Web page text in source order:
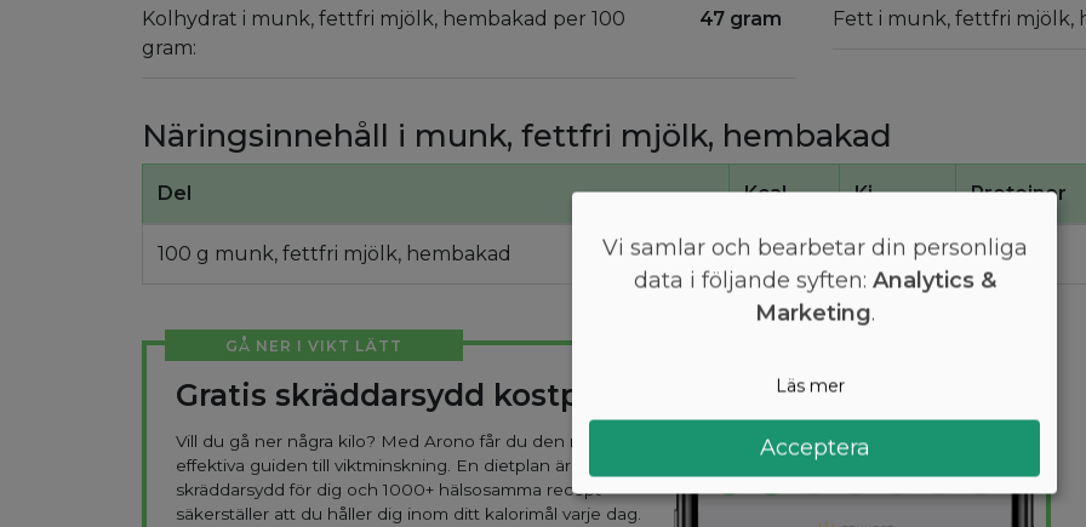
Kolhydrat i munk, fettfri mjölk, hembakad per 100
gram:
47 gram Fett i munk, fettfri mjölk,
Näringsinnehåll i munk, fettfri mjölk, hembakad
Del Kcal Kj Proteiner
100 g munk, fettfri mjölk, hembakad 310 1300 7,4
GÅ NER I VIKT LÄTT
Gratis skräddarsydd kostplan
Vill du gå ner några kilo? Med Arono får du den mest
effektiva guiden till viktminskning. En dietplan är
skräddarsydd för dig och 1000+ hälsosamma recept
säkerställer att du håller dig inom ditt kalorimål varje dag.
Vi samlar och bearbetar din personliga
data i följande syften: Analytics &
Marketing.
Läs mer
Acceptera